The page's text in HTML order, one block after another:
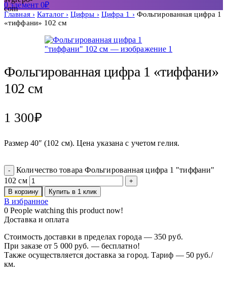
0элемент 0₽
Главная Каталог Цифры Цифра 1
Фольгированная цифра 1
«тиффани» 102 см
Фольгированная цифра 1 «тиффани»
102 см
1 300₽
Размер 40″ (102 см). Цена указана с учетом гелия.
Количество товара Фольгированная цифра 1 "тиффани"
102 см
В корзину Купить в 1 клик
В избранное
0 People watching this product now!
Доставка и оплата
Стоимость доставки в пределах города — 350 руб.
При заказе от 5 000 руб. — бесплатно!
Также осуществляется доставка за город. Тариф — 50 руб./
км.